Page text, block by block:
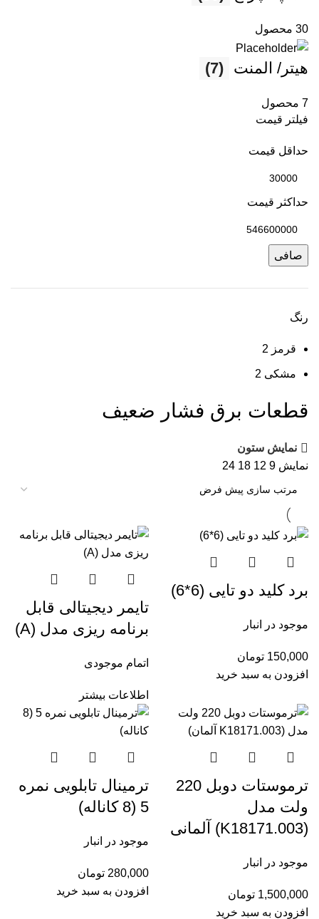
30 محصول
هیتر/ المنت (7)
7 محصول
فیلتر قیمت
حداقل قیمت
حداكثر قيمت
صافی
رنگ
قرمز 2
مشکی 2
قطعات برق فشار ضعیف
نمایش ستون
نمایش 9
12
18
24
برد کلید دو تایی (6*6)
موجود در انبار
150,000 تومان
افزودن به سبد خرید
تایمر دیجیتالی قابل
برنامه ریزی مدل (A)
اتمام موجودی
اطلاعات بیشتر
ترموستات دوبل 220
ولت مدل
(K18171.003) آلمانی
موجود در انبار
1,500,000 تومان
افزودن به سبد خرید
ترمینال تابلویی نمره
5 (8 کاناله)
موجود در انبار
280,000 تومان
افزودن به سبد خرید